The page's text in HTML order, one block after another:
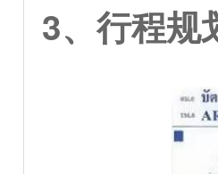
3、行程规